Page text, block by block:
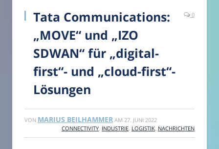
Tata Communications:
„MOVE“ und „IZO
SDWAN“ für „digital-
first“- und „cloud-first“-
Lösungen
0
VON MARIUS BEILHAMMER AM 27. JUNI 2022
CONNECTIVITY INDUSTRIE LOGISTIK NACHRICHTEN